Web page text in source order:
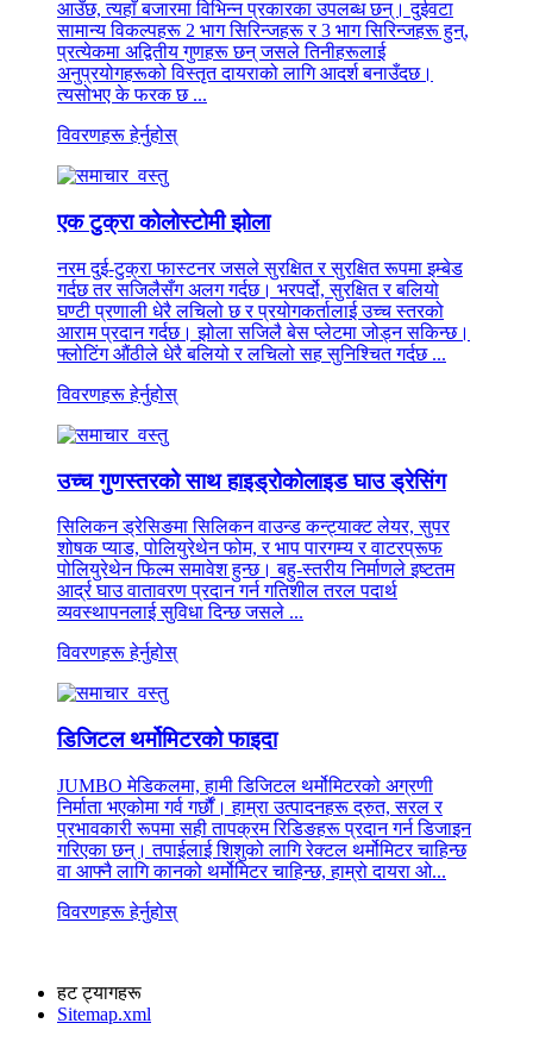
आउँछ, त्यहाँ बजारमा विभिन्न प्रकारका उपलब्ध छन्। दुईवटा
सामान्य विकल्पहरू 2 भाग सिरिन्जहरू र 3 भाग सिरिन्जहरू हुन्,
प्रत्येकमा अद्वितीय गुणहरू छन् जसले तिनीहरूलाई
अनुप्रयोगहरूको विस्तृत दायराको लागि आदर्श बनाउँदछ।
त्यसोभए के फरक छ ...
विवरणहरू हेर्नुहोस्
एक टुक्रा कोलोस्टोमी झोला
नरम दुई-टुक्रा फास्टनर जसले सुरक्षित र सुरक्षित रूपमा इम्बेड
गर्दछ तर सजिलैसँग अलग गर्दछ। भरपर्दो, सुरक्षित र बलियो
घण्टी प्रणाली धेरै लचिलो छ र प्रयोगकर्तालाई उच्च स्तरको
आराम प्रदान गर्दछ। झोला सजिलै बेस प्लेटमा जोड्न सकिन्छ।
फ्लोटिंग औंठीले धेरै बलियो र लचिलो सह सुनिश्चित गर्दछ ...
विवरणहरू हेर्नुहोस्
उच्च गुणस्तरको साथ हाइड्रोकोलाइड घाउ ड्रेसिंग
सिलिकन ड्रेसिङमा सिलिकन वाउन्ड कन्ट्याक्ट लेयर, सुपर
शोषक प्याड, पोलियुरेथेन फोम, र भाप पारगम्य र वाटरप्रूफ
पोलियुरेथेन फिल्म समावेश हुन्छ। बहु-स्तरीय निर्माणले इष्टतम
आर्द्र घाउ वातावरण प्रदान गर्न गतिशील तरल पदार्थ
व्यवस्थापनलाई सुविधा दिन्छ जसले ...
विवरणहरू हेर्नुहोस्
डिजिटल थर्मोमिटरको फाइदा
JUMBO मेडिकलमा, हामी डिजिटल थर्मोमिटरको अग्रणी
निर्माता भएकोमा गर्व गर्छौं। हाम्रा उत्पादनहरू द्रुत, सरल र
प्रभावकारी रूपमा सही तापक्रम रिडिङहरू प्रदान गर्न डिजाइन
गरिएका छन्। तपाईलाई शिशुको लागि रेक्टल थर्मोमिटर चाहिन्छ
वा आफ्नै लागि कानको थर्मोमिटर चाहिन्छ, हाम्रो दायरा ओ...
विवरणहरू हेर्नुहोस्
हट ट्यागहरू
Sitemap.xml